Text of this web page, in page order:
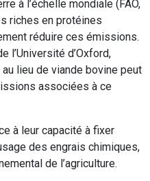
à l’échelle mondiale (FAO,
riches en protéines
réduire ces émissions.
l’Université d’Oxford,
lieu de viande bovine peut
associées à ce
à leur capacité à fixer
des engrais chimiques,
de l’agriculture.